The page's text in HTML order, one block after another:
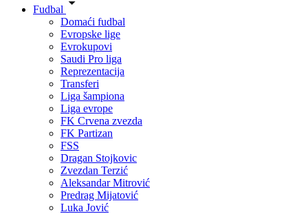
Fudbal
Domaći fudbal
Evropske lige
Evrokupovi
Saudi Pro liga
Reprezentacija
Transferi
Liga šampiona
Liga evrope
FK Crvena zvezda
FK Partizan
FSS
Dragan Stojkovic
Zvezdan Terzić
Aleksandar Mitrović
Predrag Mijatović
Luka Jović